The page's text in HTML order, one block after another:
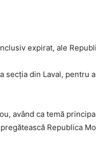
expirat, ale
secția din Laval, pentru
având ca temă
Republica